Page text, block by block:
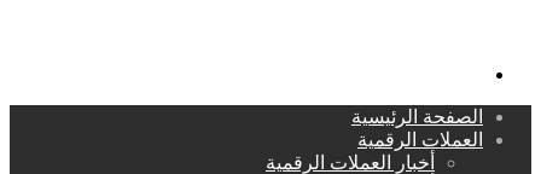
الصفحة الرئيسية
العملات الرقمية
أخبار العملات الرقمية